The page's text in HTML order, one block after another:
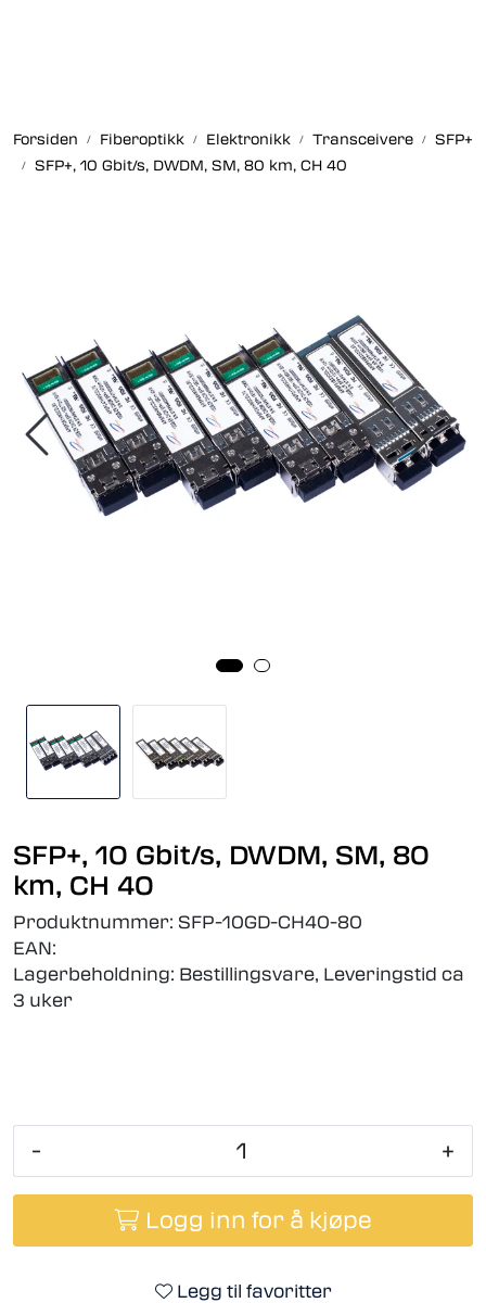
Forsiden Fiberoptikk Elektronikk Transceivere
SFP+
SFP+, 10 Gbit/s, DWDM, SM, 80 km, CH 40
SFP+, 10 Gbit/s, DWDM, SM, 80
km, CH 40
Produktnummer: SFP-10GD-CH40-80
EAN:
Lagerbeholdning: Bestillingsvare, Leveringstid ca
3 uker
- +
Logg inn for å kjøpe
Legg til favoritter
Strukturert kabling
Nyheter
Om oss